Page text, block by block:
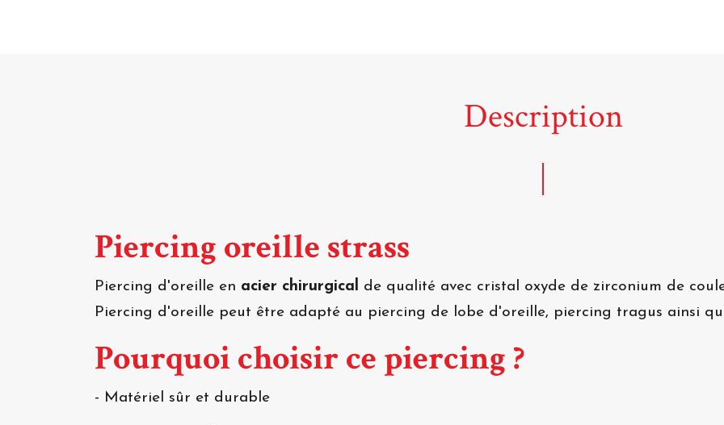
Description
Piercing oreille strass
Piercing d'oreille en acier chirurgical de qualité avec cristal oxyde de zirconium de
Piercing d'oreille peut être adapté au piercing de lobe d'oreille, piercing tragus ainsi
Pourquoi choisir ce piercing ?
- Matériel sûr et durable